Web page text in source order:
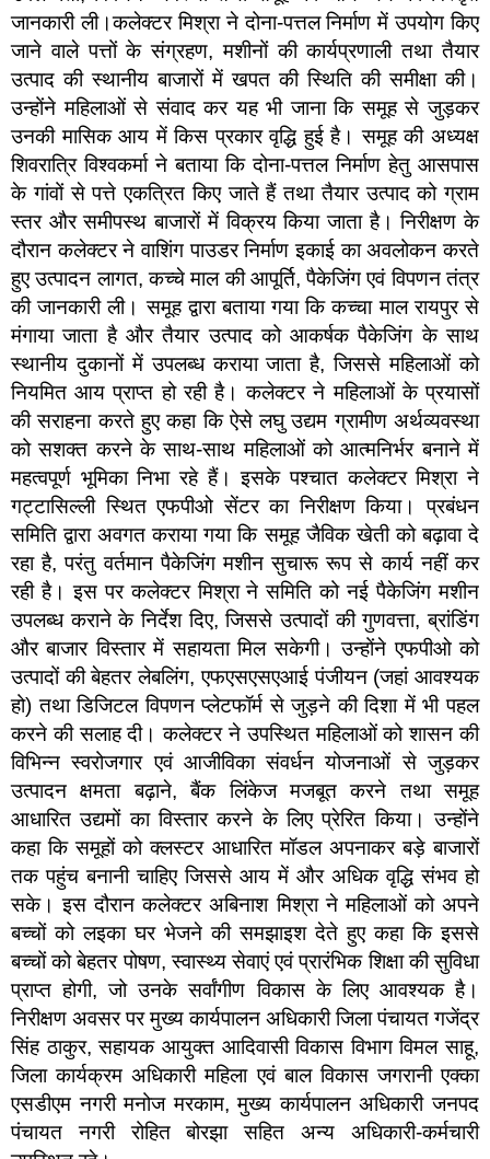
जानकारी ली।कलेक्टर मिश्रा ने दोना-पत्तल निर्माण में उपयोग किए
जाने वाले पत्तों के संग्रहण, मशीनों की कार्यप्रणाली तथा तैयार
उत्पाद की स्थानीय बाजारों में खपत की स्थिति की समीक्षा की।
उन्होंने महिलाओं से संवाद कर यह भी जाना कि समूह से जुड़कर
उनकी मासिक आय में किस प्रकार वृद्धि हुई है। समूह की अध्यक्ष
शिवरात्रि विश्वकर्मा ने बताया कि दोना-पत्तल निर्माण हेतु आसपास
के गांवों से पत्ते एकत्रित किए जाते हैं तथा तैयार उत्पाद को ग्राम
स्तर और समीपस्थ बाजारों में विक्रय किया जाता है। निरीक्षण के
दौरान कलेक्टर ने वाशिंग पाउडर निर्माण इकाई का अवलोकन करते
हुए उत्पादन लागत, कच्चे माल की आपूर्ति, पैकेजिंग एवं विपणन तंत्र
की जानकारी ली। समूह द्वारा बताया गया कि कच्चा माल रायपुर से
मंगाया जाता है और तैयार उत्पाद को आकर्षक पैकेजिंग के साथ
स्थानीय दुकानों में उपलब्ध कराया जाता है, जिससे महिलाओं को
नियमित आय प्राप्त हो रही है। कलेक्टर ने महिलाओं के प्रयासों
की सराहना करते हुए कहा कि ऐसे लघु उद्यम ग्रामीण अर्थव्यवस्था
को सशक्त करने के साथ-साथ महिलाओं को आत्मनिर्भर बनाने में
महत्वपूर्ण भूमिका निभा रहे हैं। इसके पश्चात कलेक्टर मिश्रा ने
गट्टासिल्ली स्थित एफपीओ सेंटर का निरीक्षण किया। प्रबंधन
समिति द्वारा अवगत कराया गया कि समूह जैविक खेती को बढ़ावा दे
रहा है, परंतु वर्तमान पैकेजिंग मशीन सुचारू रूप से कार्य नहीं कर
रही है। इस पर कलेक्टर मिश्रा ने समिति को नई पैकेजिंग मशीन
उपलब्ध कराने के निर्देश दिए, जिससे उत्पादों की गुणवत्ता, ब्रांडिंग
और बाजार विस्तार में सहायता मिल सकेगी। उन्होंने एफपीओ को
उत्पादों की बेहतर लेबलिंग, एफएसएसएआई पंजीयन (जहां आवश्यक
हो) तथा डिजिटल विपणन प्लेटफॉर्म से जुड़ने की दिशा में भी पहल
करने की सलाह दी। कलेक्टर ने उपस्थित महिलाओं को शासन की
विभिन्न स्वरोजगार एवं आजीविका संवर्धन योजनाओं से जुड़कर
उत्पादन क्षमता बढ़ाने, बैंक लिंकेज मजबूत करने तथा समूह
आधारित उद्यमों का विस्तार करने के लिए प्रेरित किया। उन्होंने
कहा कि समूहों को क्लस्टर आधारित मॉडल अपनाकर बड़े बाजारों
तक पहुंच बनानी चाहिए जिससे आय में और अधिक वृद्धि संभव हो
सके।‌ इस दौरान कलेक्टर अबिनाश मिश्रा ने महिलाओं को अपने
बच्चों को लइका घर भेजने की समझाइश देते हुए कहा कि इससे
बच्चों को बेहतर पोषण, स्वास्थ्य सेवाएं एवं प्रारंभिक शिक्षा की सुविधा
प्राप्त होगी, जो उनके सर्वांगीण विकास के लिए आवश्यक है।
निरीक्षण अवसर पर मुख्य कार्यपालन अधिकारी जिला पंचायत गजेंद्र
सिंह ठाकुर, सहायक आयुक्त आदिवासी विकास विभाग विमल साहू,
जिला कार्यक्रम अधिकारी महिला एवं बाल विकास जगरानी एक्का
एसडीएम नगरी मनोज मरकाम, मुख्य कार्यपालन अधिकारी जनपद
पंचायत नगरी रोहित बोरझा सहित अन्य अधिकारी-कर्मचारी